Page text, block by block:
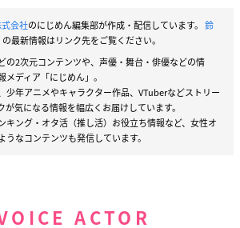
会社のにじめん編集部が作成・配信しています。 鈴
の最新情報はリンク先をご覧ください。
の2次元コンテンツや、声優・舞台・俳優などの情
ディア「にじめん」。
少年アニメやキャラクター作品、VTuberなどストリー
気になる情報を幅広くお届けしています。
キング・オタ活（推し活）お役立ち情報など、女性オ
なコンテンツも発信しています。
ACTOR